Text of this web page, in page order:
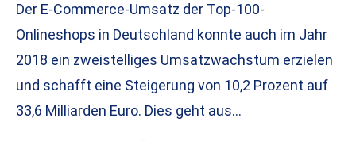
Der E-Commerce-Umsatz der Top-100-
Onlineshops in Deutschland konnte auch im Jahr
2018 ein zweistelliges Umsatzwachstum erzielen
und schafft eine Steigerung von 10,2 Prozent auf
33,6 Milliarden Euro. Dies geht aus…